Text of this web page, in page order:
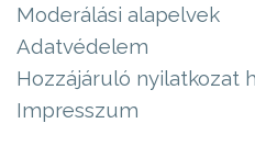
Moderálási alapelvek
Adatvédelem
Hozzájáruló nyilatkozat
Impresszum